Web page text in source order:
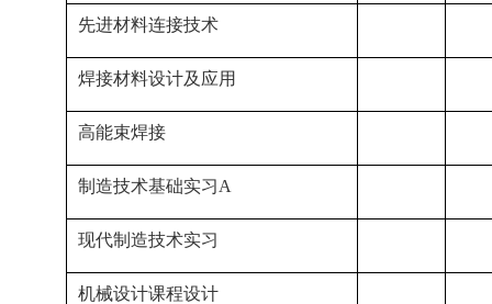
先进材料连接技术
焊接材料设计及应用
高能束焊接
制造技术基础实习A
现代制造技术实习
机械设计课程设计